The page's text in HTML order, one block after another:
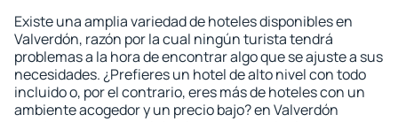
Existe una amplia variedad de hoteles disponibles en
Valverdón, razón por la cual ningún turista tendrá
problemas a la hora de encontrar algo que se ajuste a sus
necesidades. ¿Prefieres un hotel de alto nivel con todo
incluido o, por el contrario, eres más de hoteles con un
ambiente acogedor y un precio bajo? en Valverdón